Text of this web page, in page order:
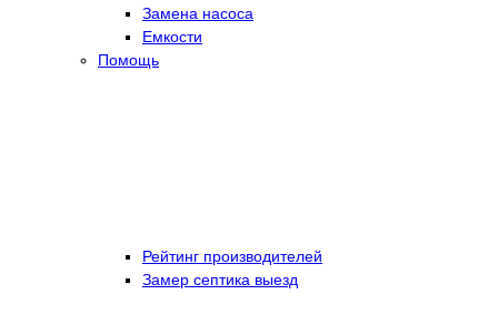
Замена насоса
Емкости
Помощь
Рейтинг производителей
Замер септика выезд